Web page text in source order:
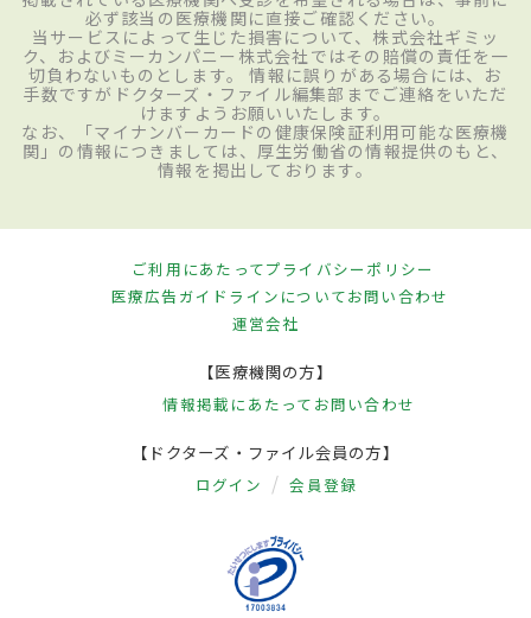
必ず該当の医療機関に直接ご確認ください。
当サービスによって生じた損害について、株式会社ギミッ
ク、およびミーカンパニー株式会社ではその賠償の責任を一
切負わないものとします。 情報に誤りがある場合には、お
手数ですがドクターズ・ファイル編集部までご連絡をいただ
けますようお願いいたします。
なお、「マイナンバーカードの健康保険証利用可能な医療機
関」の情報につきましては、厚生労働省の情報提供のもと、
情報を掲出しております。
ご利用にあたってプライバシーポリシー
医療広告ガイドラインについてお問い合わせ
運営会社
【医療機関の方】
情報掲載にあたって お問い合わせ
【ドクターズ・ファイル会員の方】
ログイン 会員登録